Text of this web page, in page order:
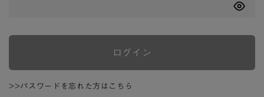
ログイン
>>パスワードを忘れた方はこちら